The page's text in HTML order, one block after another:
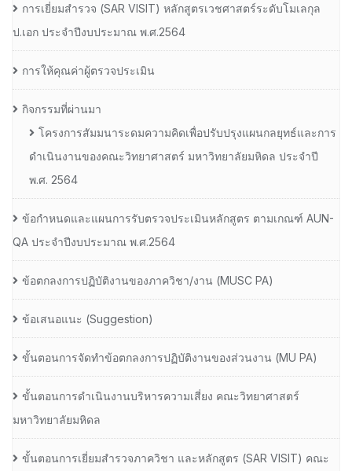
การเยี่ยมสํารวจ (SAR VISIT) หลักสูตรเวชศาสตร์ระดับโมเลกุล
ป.เอก ประจําปีงบประมาณ พ.ศ.2564
การให้คุณค่าผู้ตรวจประเมิน
กิจกรรมที่ผ่านมา
โครงการสัมมนาระดมความคิดเพื่อปรับปรุงแผนกลยุทธ์และการ
ดำเนินงานของคณะวิทยาศาสตร์ มหาวิทยาลัยมหิดล ประจำปี
พ.ศ. 2564
ข้อกำหนดและแผนการรับตรวจประเมินหลักสูตร ตามเกณฑ์ AUN-
QA ประจำปีงบประมาณ พ.ศ.2564
ข้อตกลงการปฏิบัติงานของภาควิชา/งาน (MUSC PA)
ข้อเสนอแนะ (Suggestion)
ขั้นตอนการจัดทำข้อตกลงการปฏิบัติงานของส่วนงาน (MU PA)
ขั้นตอนการดำเนินงานบริหารความเสี่ยง คณะวิทยาศาสตร์
มหาวิทยาลัยมหิดล
ขั้นตอนการเยี่ยมสำรวจภาควิชา และหลักสูตร (SAR VISIT) คณะ